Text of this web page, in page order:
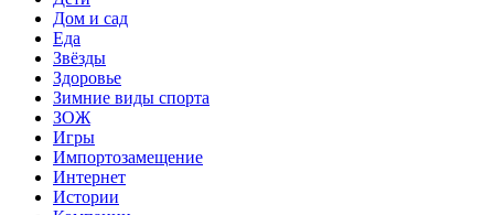
Дом и сад
Еда
Звёзды
Здоровье
Зимние виды спорта
ЗОЖ
Игры
Импортозамещение
Интернет
Истории